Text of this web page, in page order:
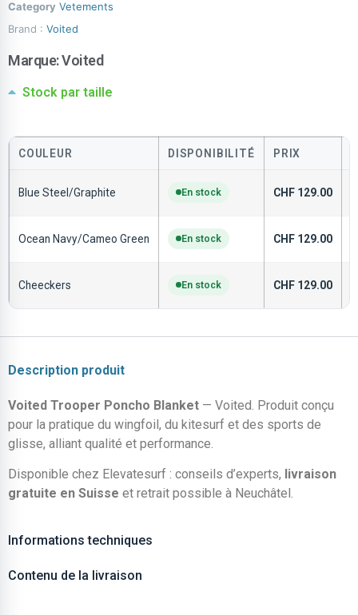
Category Vetements
Brand : Voited
Marque:Voited
Stock par taille
COULEUR DISPONIBILITÉ PRIX
Blue Steel/Graphite En stock CHF 129.00
Ocean Navy/Cameo Green En stock CHF 129.00
Cheeckers En stock CHF 129.00
Description produit
Voited Trooper Poncho Blanket — Voited. Produit conçu
pour la pratique du wingfoil, du kitesurf et des sports de
glisse, alliant qualité et performance.
Disponible chez Elevatesurf : conseils d’experts, livraison
gratuite en Suisse et retrait possible à Neuchâtel.
Informations techniques
Contenu de la livraison